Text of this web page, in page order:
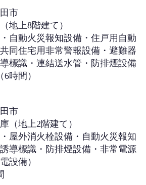
市
地上8階建て）
自動火災報知設備・住戸用自動
同住宅用非常警報設備・避難器
標識・連結送水管・防排煙設備
6時間）
市
（地上2階建て）
屋外消火栓設備・自動火災報知
導標識・防排煙設備・非常電源
設備）